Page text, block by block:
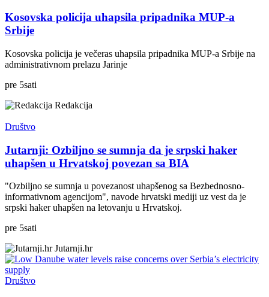
Kosovska policija uhapsila pripadnika MUP-a
Srbije
Kosovska policija je večeras uhapsila pripadnika MUP-a Srbije na
administrativnom prelazu Jarinje
pre 5sati
Redakcija
Društvo
Jutarnji: Ozbiljno se sumnja da je srpski haker
uhapšen u Hrvatskoj povezan sa BIA
"Ozbiljno se sumnja u povezanost uhapšenog sa Bezbednosno-
informativnom agencijom", navode hrvatski mediji uz vest da je
srpski haker uhapšen na letovanju u Hrvatskoj.
pre 5sati
Jutarnji.hr
Društvo